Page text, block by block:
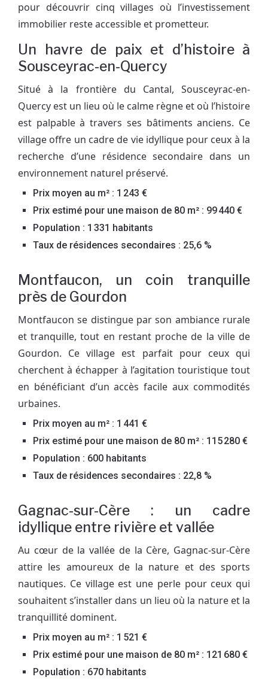
pour découvrir cinq villages où l’investissement
immobilier reste accessible et prometteur.
Un havre de paix et d’histoire à
Sousceyrac-en-Quercy
Situé à la frontière du Cantal, Sousceyrac-en-
Quercy est un lieu où le calme règne et où l’histoire
est palpable à travers ses bâtiments anciens. Ce
village offre un cadre de vie idyllique pour ceux à la
recherche d’une résidence secondaire dans un
environnement naturel préservé.
Prix moyen au m² : 1 243 €
Prix estimé pour une maison de 80 m² : 99 440 €
Population : 1 331 habitants
Taux de résidences secondaires : 25,6 %
Montfaucon, un coin tranquille
près de Gourdon
Montfaucon se distingue par son ambiance rurale
et tranquille, tout en restant proche de la ville de
Gourdon. Ce village est parfait pour ceux qui
cherchent à échapper à l’agitation touristique tout
en bénéficiant d’un accès facile aux commodités
urbaines.
Prix moyen au m² : 1 441 €
Prix estimé pour une maison de 80 m² : 115 280 €
Population : 600 habitants
Taux de résidences secondaires : 22,8 %
Gagnac-sur-Cère : un cadre
idyllique entre rivière et vallée
Au cœur de la vallée de la Cère, Gagnac-sur-Cère
attire les amoureux de la nature et des sports
nautiques. Ce village est une perle pour ceux qui
souhaitent s’installer dans un lieu où la nature et la
tranquillité dominent.
Prix moyen au m² : 1 521 €
Prix estimé pour une maison de 80 m² : 121 680 €
Population : 670 habitants